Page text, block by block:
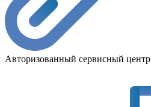
Авторизованный сервисный центр